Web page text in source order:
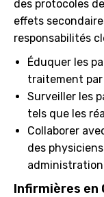
des protocoles
effets
responsabilités
Éduquer les
traitement par
Surveiller les
tels que les
Collaborer
des
Infirmières en